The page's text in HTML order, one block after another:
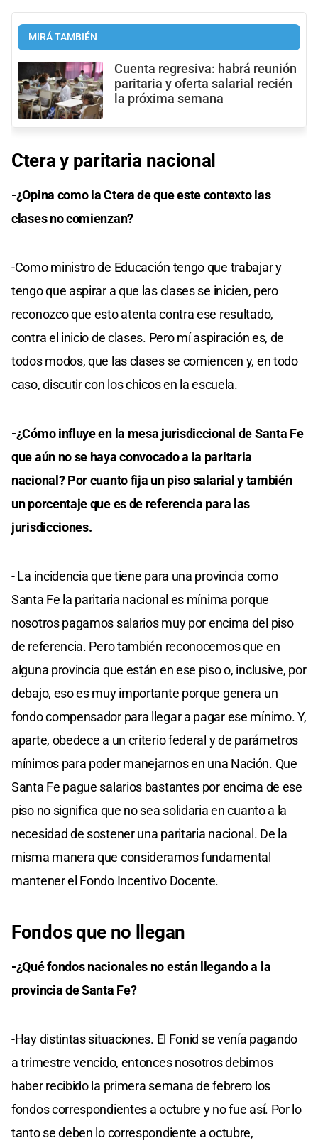
MIRÁ TAMBIÉN
Cuenta regresiva: habrá reunión
paritaria y oferta salarial recién
la próxima semana
Ctera y paritaria nacional
-¿Opina como la Ctera de que este contexto las
clases no comienzan?
-Como ministro de Educación tengo que trabajar y
tengo que aspirar a que las clases se inicien, pero
reconozco que esto atenta contra ese resultado,
contra el inicio de clases. Pero mí aspiración es, de
todos modos, que las clases se comiencen y, en todo
caso, discutir con los chicos en la escuela.
-¿Cómo influye en la mesa jurisdiccional de Santa Fe
que aún no se haya convocado a la paritaria
nacional? Por cuanto fija un piso salarial y también
un porcentaje que es de referencia para las
jurisdicciones.
- La incidencia que tiene para una provincia como
Santa Fe la paritaria nacional es mínima porque
nosotros pagamos salarios muy por encima del piso
de referencia. Pero también reconocemos que en
alguna provincia que están en ese piso o, inclusive, por
debajo, eso es muy importante porque genera un
fondo compensador para llegar a pagar ese mínimo. Y,
aparte, obedece a un criterio federal y de parámetros
mínimos para poder manejarnos en una Nación. Que
Santa Fe pague salarios bastantes por encima de ese
piso no significa que no sea solidaria en cuanto a la
necesidad de sostener una paritaria nacional. De la
misma manera que consideramos fundamental
mantener el Fondo Incentivo Docente.
Fondos que no llegan
-¿Qué fondos nacionales no están llegando a la
provincia de Santa Fe?
-Hay distintas situaciones. El Fonid se venía pagando
a trimestre vencido, entonces nosotros debimos
haber recibido la primera semana de febrero los
fondos correspondientes a octubre y no fue así. Por lo
tanto se deben lo correspondiente a octubre,